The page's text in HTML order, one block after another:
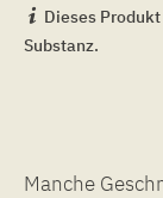
Dieses
Substanz.
Manche